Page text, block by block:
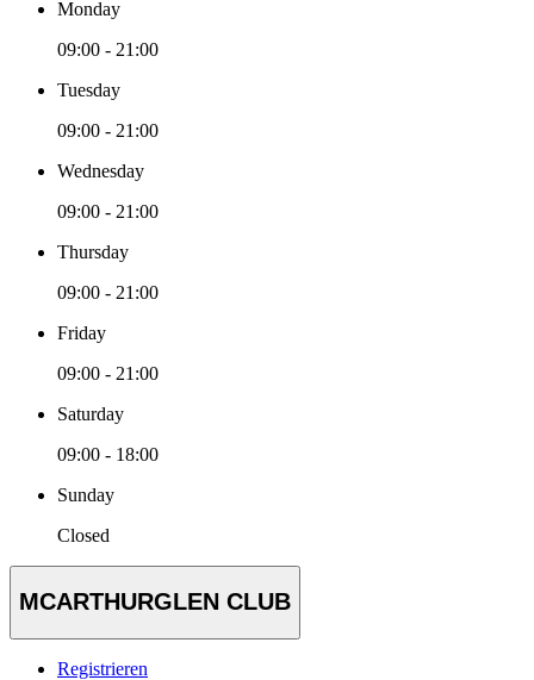
Monday
09:00 - 21:00
Tuesday
09:00 - 21:00
Wednesday
09:00 - 21:00
Thursday
09:00 - 21:00
Friday
09:00 - 21:00
Saturday
09:00 - 18:00
Sunday
Closed
MCARTHURGLEN CLUB
Registrieren